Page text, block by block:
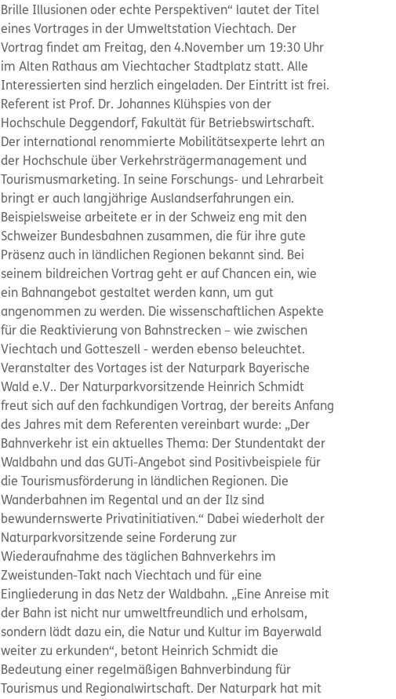
Brille Illusionen oder echte Perspektiven“ lautet der Titel
eines Vortrages in der Umweltstation Viechtach. Der
Vortrag findet am Freitag, den 4.November um 19:30 Uhr
im Alten Rathaus am Viechtacher Stadtplatz statt. Alle
Interessierten sind herzlich eingeladen. Der Eintritt ist frei.
Referent ist Prof. Dr. Johannes Klühspies von der
Hochschule Deggendorf, Fakultät für Betriebswirtschaft.
Der international renommierte Mobilitätsexperte lehrt an
der Hochschule über Verkehrsträgermanagement und
Tourismusmarketing. In seine Forschungs- und Lehrarbeit
bringt er auch langjährige Auslandserfahrungen ein.
Beispielsweise arbeitete er in der Schweiz eng mit den
Schweizer Bundesbahnen zusammen, die für ihre gute
Präsenz auch in ländlichen Regionen bekannt sind. Bei
seinem bildreichen Vortrag geht er auf Chancen ein, wie
ein Bahnangebot gestaltet werden kann, um gut
angenommen zu werden. Die wissenschaftlichen Aspekte
für die Reaktivierung von Bahnstrecken – wie zwischen
Viechtach und Gotteszell - werden ebenso beleuchtet.
Veranstalter des Vortages ist der Naturpark Bayerische
Wald e.V.. Der Naturparkvorsitzende Heinrich Schmidt
freut sich auf den fachkundigen Vortrag, der bereits Anfang
des Jahres mit dem Referenten vereinbart wurde: „Der
Bahnverkehr ist ein aktuelles Thema: Der Stundentakt der
Waldbahn und das GUTi-Angebot sind Positivbeispiele für
die Tourismusförderung in ländlichen Regionen. Die
Wanderbahnen im Regental und an der Ilz sind
bewundernswerte Privatinitiativen.“ Dabei wiederholt der
Naturparkvorsitzende seine Forderung zur
Wiederaufnahme des täglichen Bahnverkehrs im
Zweistunden-Takt nach Viechtach und für eine
Eingliederung in das Netz der Waldbahn. „Eine Anreise mit
der Bahn ist nicht nur umweltfreundlich und erholsam,
sondern lädt dazu ein, die Natur und Kultur im Bayerwald
weiter zu erkunden“, betont Heinrich Schmidt die
Bedeutung einer regelmäßigen Bahnverbindung für
Tourismus und Regionalwirtschaft. Der Naturpark hat mit